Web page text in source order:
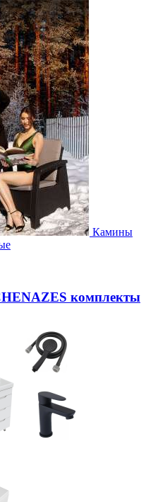
Камины
комплекты